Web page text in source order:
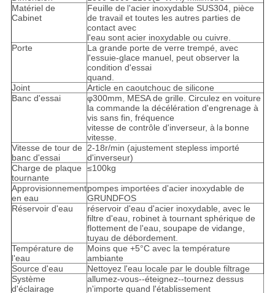
Matériel de
Cabinet
Feuille de l'acier inoxydable SUS304, pièce
de travail et toutes les autres parties de
contact avec
l'eau sont acier inoxydable ou cuivre.
Porte
La grande porte de verre trempé, avec
l'essuie-glace manuel, peut observer la
condition d'essai
quand.
Joint
Article en caoutchouc de silicone
Banc d'essai
φ300mm, MESA de grille. Circulez en voiture
la commande la décélération d'engrenage à
vis sans fin, fréquence
vitesse de contrôle d'inverseur, àla bonne
vitesse.
Vitesse de tour de
banc d'essai
2-18r/min (ajustement stepless importé
d'inverseur)
Charge de plaque
tournante
≤100kg
Approvisionnement
en eau
pompes importées d'acier inoxydable de
GRUNDFOS
Réservoir d'eau
réservoir d'eau d'acier inoxydable, avec le
filtre d'eau, robinet à tournant sphérique de
flottement de l'eau, soupape de vidange,
tuyau de débordement.
Température de
l'eau
Moins que +5°C avec la température
ambiante
Source d'eau
Nettoyez l'eau locale par le double filtrage
Système
d'éclairage
allumez-vous--éteignez--tournez dessus
n'importe quand l'établissement